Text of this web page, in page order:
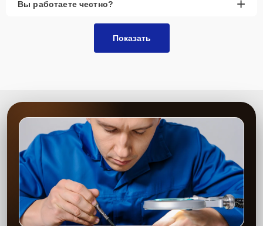
Вы работаете честно? +
Показать